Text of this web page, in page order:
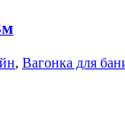
, Вагонка для